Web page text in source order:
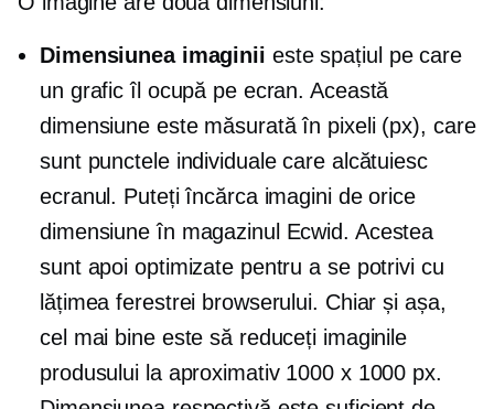
Dimensiunea imaginii este spațiul pe care
un grafic îl ocupă pe ecran. Această
dimensiune este măsurată în pixeli (px), care
sunt punctele individuale care alcătuiesc
ecranul. Puteți încărca imagini de orice
dimensiune în magazinul Ecwid. Acestea
sunt apoi optimizate pentru a se potrivi cu
lățimea ferestrei browserului. Chiar și așa,
cel mai bine este să reduceți imaginile
produsului la aproximativ 1000 x 1000 px.